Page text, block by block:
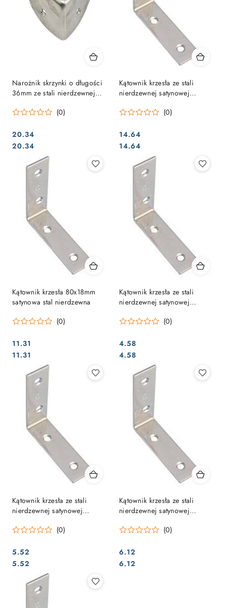
Narożnik skrzynki o długości
36mm ze stali nierdzewnej
(0)
Cena:
20.34
Cena:
20.34
Kątownik krzesła ze stali
nierdzewnej satynowej
(0)
Cena:
14.64
Cena:
14.64
Kątownik krzesła 80x18mm
satynowa stal nierdzewna
(0)
Cena:
11.31
Cena:
11.31
Kątownik krzesła ze stali
nierdzewnej satynowej
(0)
Cena:
4.58
Cena:
4.58
Kątownik krzesła ze stali
nierdzewnej satynowej
(0)
Cena:
5.52
Cena:
5.52
Kątownik krzesła ze stali
nierdzewnej satynowej
(0)
Cena:
6.12
Cena:
6.12